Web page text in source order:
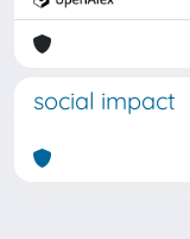
social impact